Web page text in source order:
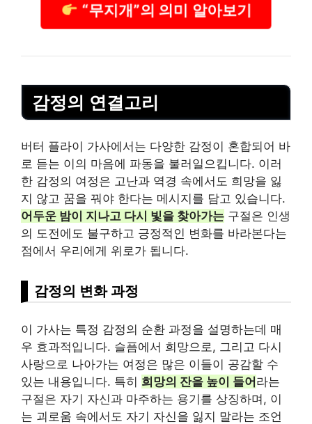
“무지개”의 의미 알아보기
감정의 연결고리
버터 플라이 가사에서는 다양한 감정이 혼합되어 바
로 듣는 이의 마음에 파동을 불러일으킵니다. 이러
한 감정의 여정은 고난과 역경 속에서도 희망을 잃
지 않고 꿈을 꿔야 한다는 메시지를 담고 있습니다.
어두운 밤이 지나고 다시 빛을 찾아가는 구절은 인생
의 도전에도 불구하고 긍정적인 변화를 바라본다는
점에서 우리에게 위로가 됩니다.
감정의 변화 과정
이 가사는 특정 감정의 순환 과정을 설명하는데 매
우 효과적입니다. 슬픔에서 희망으로, 그리고 다시
사랑으로 나아가는 여정은 많은 이들이 공감할 수
있는 내용입니다. 특히 희망의 잔을 높이 들어라는
구절은 자기 자신과 마주하는 용기를 상징하며, 이
는 괴로움 속에서도 자기 자신을 잃지 말라는 조언